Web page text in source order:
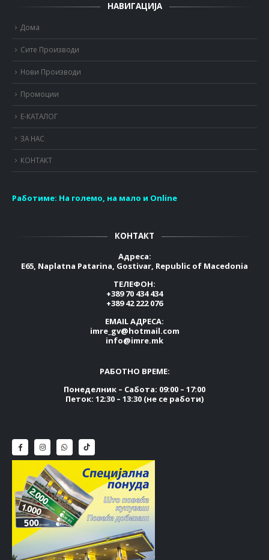
НАВИГАЦИЈА
Дома
Сите Производи
Нови Производи
Промоции
Е-КАТАЛОГ
ЗА НАС
КОНТАКТ
Работиме: На големо, на мало и Online
КОНТАКТ
Адреса:
E65, Naplatna Patarina, Gostivar, Republic of Macedonia
ТЕЛЕФОН:
+389 70 434 434
+389 42 222 076
EMAIL АДРЕСА:
imre_gv@hotmail.com
info@imre.mk
РАБОТНО ВРЕМЕ:
Понеделник – Сабота: 09:00 – 17:00
Петок: 12:30 – 13:30 (не се работи)